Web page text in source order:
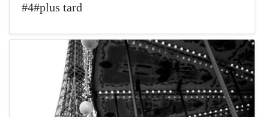
#4#plus tard